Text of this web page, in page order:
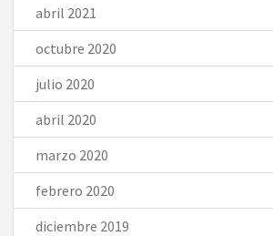
abril 2021
octubre 2020
julio 2020
abril 2020
marzo 2020
febrero 2020
diciembre 2019